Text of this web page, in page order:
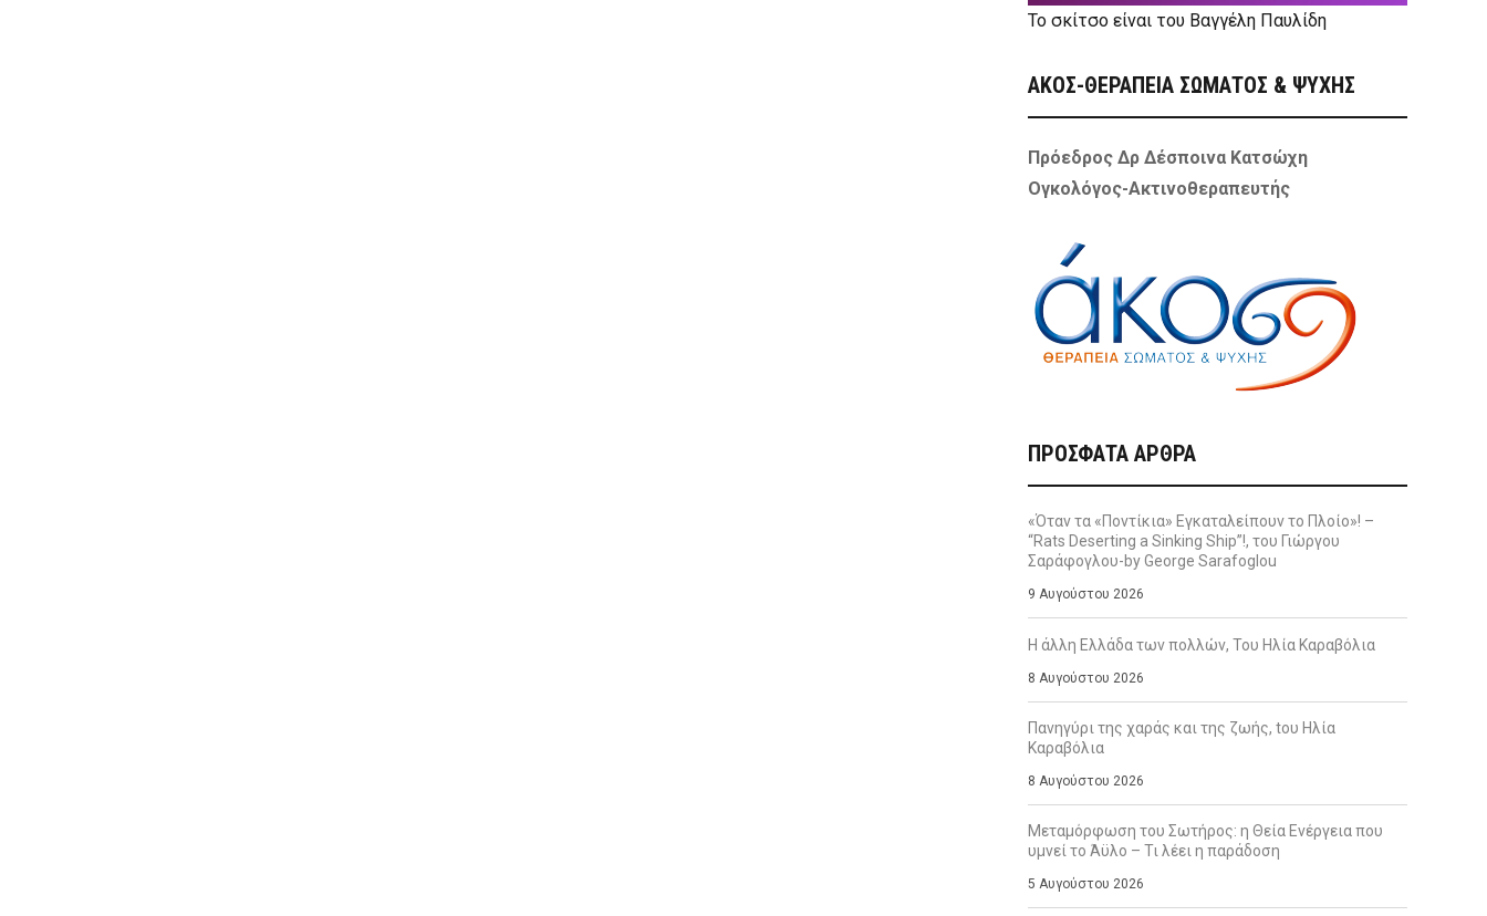
Το σκίτσο είναι του Βαγγέλη Παυλίδη
ΑΚΟΣ-ΘΕΡΑΠΕΙΑ ΣΩΜΑΤΟΣ & ΨΥΧΗΣ
Πρόεδρος Δρ Δέσποινα Κατσώχη
Ογκολόγος-Ακτινοθεραπευτής
ΠΡΌΣΦΑΤΑ ΆΡΘΡΑ
«Όταν τα «Ποντίκια» Εγκαταλείπουν το Πλοίο»! –
“Rats Deserting a Sinking Ship”!, του Γιώργου
Σαράφογλου-by George Sarafoglou
9 Αυγούστου 2026
Η άλλη Ελλάδα των πολλών, Του Ηλία Καραβόλια
8 Αυγούστου 2026
Πανηγύρι της χαράς και της ζωής, tου Ηλία
Καραβόλια
8 Αυγούστου 2026
Μεταμόρφωση του Σωτήρος: η Θεία Ενέργεια που
υμνεί το Άϋλο – Τι λέει η παράδοση
5 Αυγούστου 2026